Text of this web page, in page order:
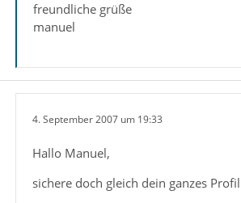
freundliche grüße
manuel
4. September 2007 um 19:33
Hallo Manuel,
sichere doch gleich dein ganzes